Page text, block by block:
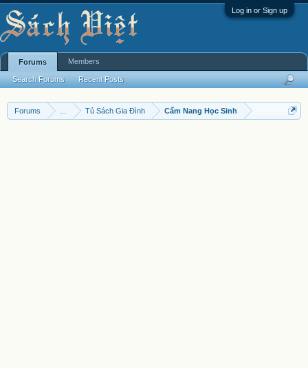
Log in or Sign up
Forums Tủ Sách Gia Đình Cẩm Nang Học Sinh
Forums
Search Forums Recent Posts
Members